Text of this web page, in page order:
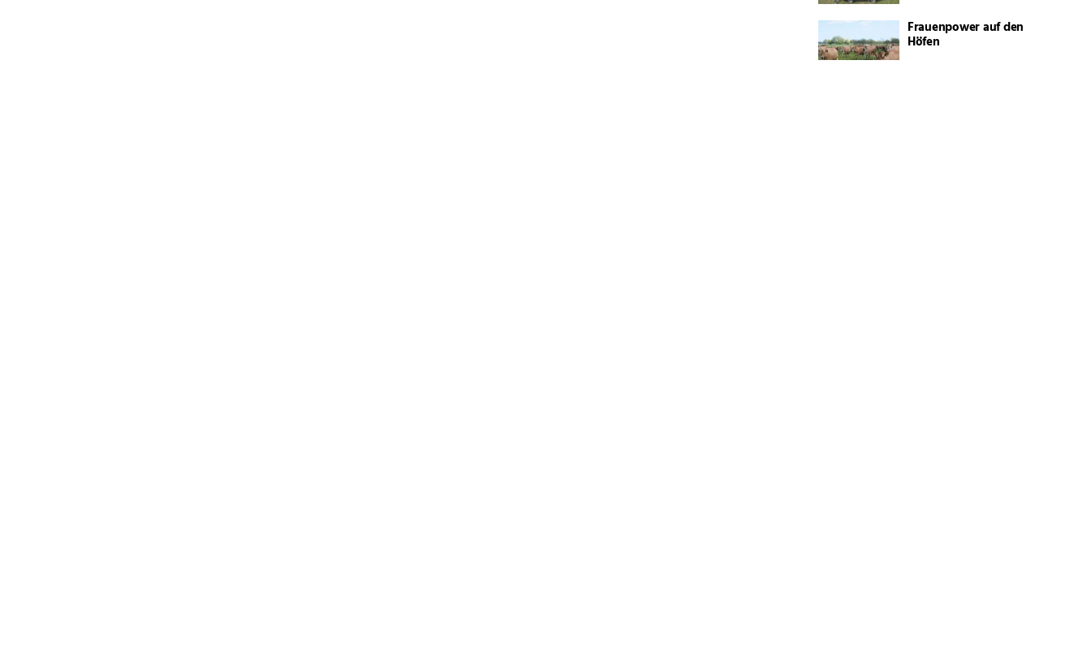
Frauenpower auf den
Höfen